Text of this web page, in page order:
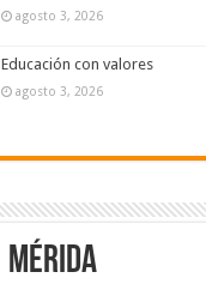
agosto 3, 2026
Educación con valores
agosto 3, 2026
Mérida